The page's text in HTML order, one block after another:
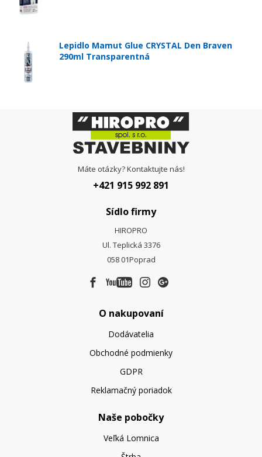
Lepidlo Mamut Glue CRYSTAL Den Braven
290ml Transparentná
Máte otázky? Kontaktujte nás!
+421 915 992 891
Sídlo firmy
HIROPRO
Ul. Teplická 3376
058 01Poprad
O nakupovaní
Dodávatelia
Obchodné podmienky
GDPR
Reklamačný poriadok
Naše pobočky
Veľká Lomnica